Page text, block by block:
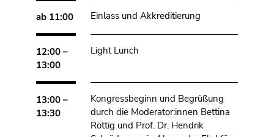
ab 11:00 Einlass und Akkreditierung
12:00 –
13:00
Light Lunch
13:00 –
13:30
Kongressbeginn und Begrüßung
durch die Moderator:innen Bettina
Röttig und Prof. Dr. Hendrik